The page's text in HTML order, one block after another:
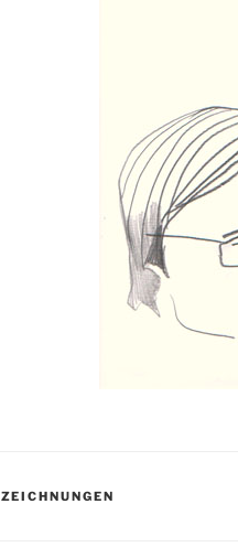
KATEGORIEN
ZEICHNUNGEN